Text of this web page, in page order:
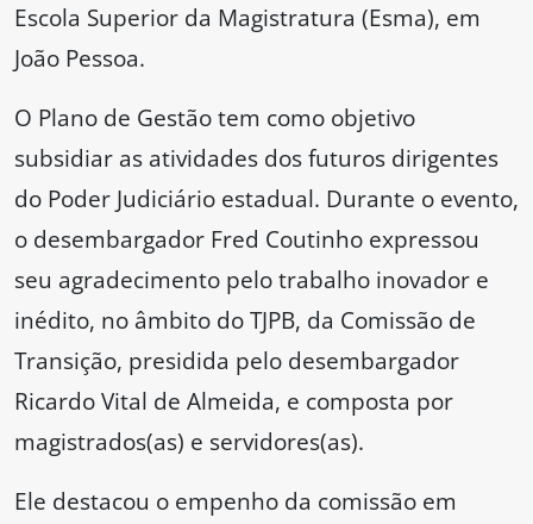
Escola Superior da Magistratura (Esma), em
João Pessoa.
O Plano de Gestão tem como objetivo
subsidiar as atividades dos futuros dirigentes
do Poder Judiciário estadual. Durante o evento,
o desembargador Fred Coutinho expressou
seu agradecimento pelo trabalho inovador e
inédito, no âmbito do TJPB, da Comissão de
Transição, presidida pelo desembargador
Ricardo Vital de Almeida, e composta por
magistrados(as) e servidores(as).
Ele destacou o empenho da comissão em